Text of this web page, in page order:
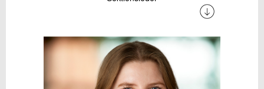
elektrisk energilagring, både inden for test af
elbils-batteri, dimensionering og opsætning af
BESS-anlæg samt udvikling af digitale
værktøjer som kan skabe fleksibilitet i
samspillet mellem energikomponenter.